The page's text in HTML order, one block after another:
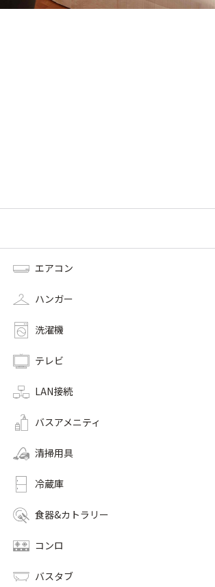
エアコン
ハンガー
洗濯機
テレビ
LAN接続
バスアメニティ
清掃用具
冷蔵庫
食器&カトラリー
コンロ
バスタブ